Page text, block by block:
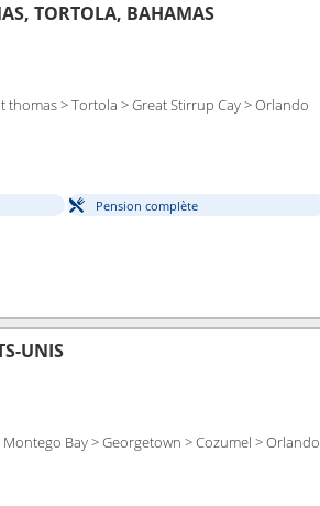
TORTOLA, BAHAMAS
thomas > Tortola > Great Stirrup Cay > Orlando
Pension complète
UNIS
Bay > Georgetown > Cozumel > Orlando